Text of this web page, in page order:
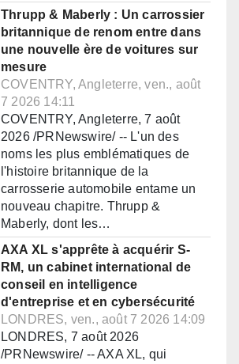
Thrupp & Maberly : Un carrossier
britannique de renom entre dans
une nouvelle ère de voitures sur
mesure
COVENTRY, Angleterre, ven., août
7 2026 14:11
COVENTRY, Angleterre, 7 août
2026 /PRNewswire/ -- L'un des
noms les plus emblématiques de
l'histoire britannique de la
carrosserie automobile entame un
nouveau chapitre. Thrupp &
Maberly, dont les…
AXA XL s'apprête à acquérir S-
RM, un cabinet international de
conseil en intelligence
d'entreprise et en cybersécurité
LONDRES, ven., août 7 2026 14:09
LONDRES, 7 août 2026
/PRNewswire/ -- AXA XL, qui